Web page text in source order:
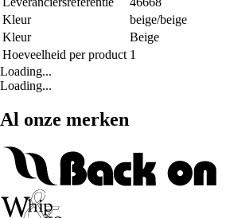
Kleur
beige/beige
Kleur
Beige
Hoeveelheid per product 1
Loading...
Loading...
Al onze merken